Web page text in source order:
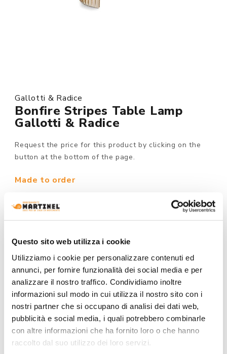
Questo sito web utilizza i cookie
Utilizziamo i cookie per personalizzare contenuti ed
annunci, per fornire funzionalità dei social media e per
analizzare il nostro traffico. Condividiamo inoltre
informazioni sul modo in cui utilizza il nostro sito con i
nostri partner che si occupano di analisi dei dati web,
pubblicità e social media, i quali potrebbero combinarle
con altre informazioni che ha fornito loro o che hanno
raccolto dal suo utilizzo dei loro servizi.
Gallotti & Radice
Bonfire Stripes Table Lamp
Gallotti & Radice
Request the price for this product by clicking on the
button at the bottom of the page.
Made to order
MODEL :
STRUCTURE FINISHING:
COLOR: